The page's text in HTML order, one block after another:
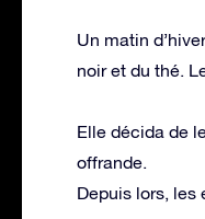
Un matin
noir et du thé.
Elle décida de
offrande.
Depuis lors, les